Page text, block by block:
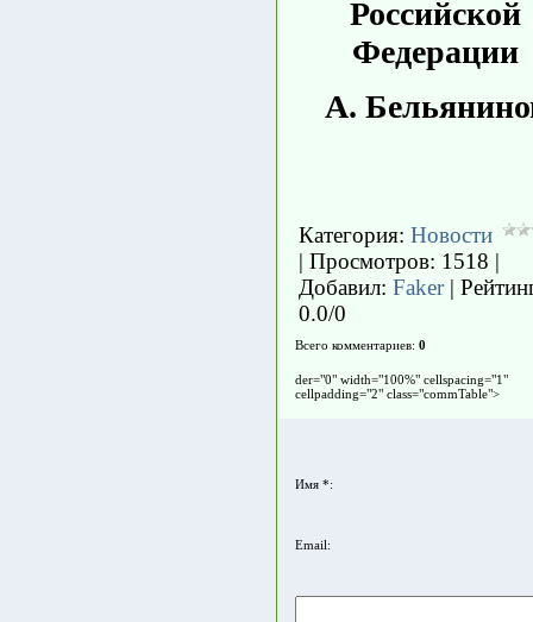
Российской
Федерации
А.
Категория: Новости
| Просмотров: 1518 |
Добавил: Faker|
0.0/0
Всего комментариев: 0
der="0" width="100%" cellspacing="1"
cellpadding="2" class="commTable">
Имя *:
Email: